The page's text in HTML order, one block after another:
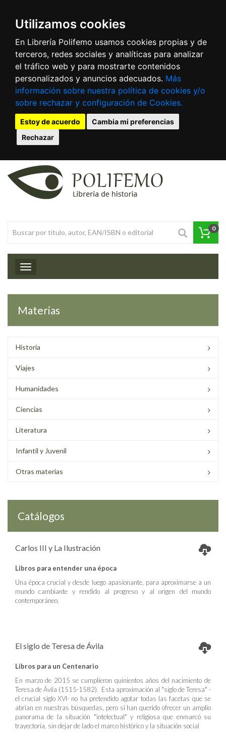
Utilizamos cookies
En Librería Polifemo usamos cookies propias y de
terceros, redes sociales y analíticas para analizar
el tráfico web y para mostrarte contenidos
personalizados y anuncios adecuados. Más
información sobre nuestra política de cookies y/o
sobre rechazar y configuración de Cookies.
Estoy de acuerdo
Cambia mi preferencias
Rechazar
0
Toggle navigation
Materias
Historia
Viajes
Humanidades
Ciencias
Literatura
Infantil y Juvenil
Otras materias
Catálogos
Carlos III y La Ilustración
Libros para entender una época
Una época crucial y desde luego apasionante, para aproximarse a un
mundo cambiante y rendido al progreso y al origen del mundo
contemporáneo.
El siglo de Teresa de Ávila
Libros para un Centenario
En marzo de 2015 se cumplieron quinientos años del nacimiento de
Teresa de Ávila (1515-1582). Esta aproximación al "siglo de Teresa" -
el crucial siglo XVI- no ha pretendido agotar todas las facetas que se
abrían en nuestras búsquedas, pero sí han querido ofrecer un amplio
panorama de la situación "intelectual" y religiosa que enmarcó su
trayectoria, sin dejar de lado el marco histórico y la situación social